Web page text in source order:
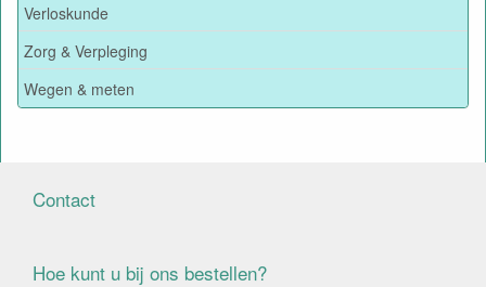
Verloskunde
Zorg & Verpleging
Wegen & meten
Contact
Hoe kunt u bij ons bestellen?